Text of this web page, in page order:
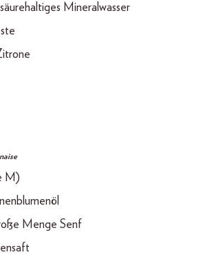
Mineralwasser
M)
Menge Senf